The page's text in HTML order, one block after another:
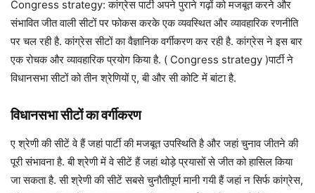
Congress strategy: कांग्रेस पार्टी अपने पुराने गढ़ों को मजबूत करने और
संभावित जीत वाली सीटों पर फोकस करके एक व्यवस्थित और व्यावहारिक रणनीति
पर चल रही है. कांग्रेस सीटों का वैज्ञानिक वर्गीकरण कर रही है. कांग्रेस ने इस बार
एक रोचक और व्यावहारिक प्रयोग किया है. ( Congress strategy )पार्टी ने
विधानसभा सीटों को तीन श्रेणियों ए, बी और सी कोटि में बांटा है.
विधानसभा सीटों का वर्गीकरण
ए श्रेणी की सीटें वे हैं जहां पार्टी की मजबूत उपस्थिति है और जहां चुनाव जीतने की
पूरी संभावना है. बी श्रेणी में वे सीटें हैं जहां थोड़े प्रयासों से जीत को हासिल किया
जा सकता है. सी श्रेणी की सीटें सबसे चुनौतीपूर्ण मानी गयी हैं जहां न सिर्फ कांग्रेस,